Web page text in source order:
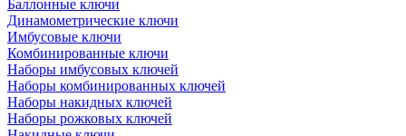
Баллонные ключи
Динамометрические ключи
Имбусовые ключи
Комбинированные ключи
Наборы имбусовых ключей
Наборы комбинированных ключей
Наборы накидных ключей
Наборы рожковых ключей